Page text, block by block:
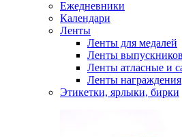
Ежедневники
Календари
Ленты
Ленты для медалей
Ленты выпускников
Ленты атласные и
Ленты награждения
Этикетки, ярлыки, бирки